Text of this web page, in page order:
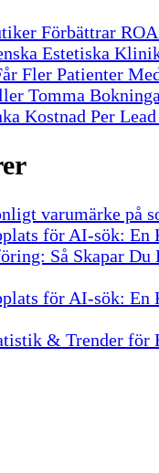
Förbättrar
Estetiska
Fler Patienter
Tomma
Kostnad Per
varumärke på
för AI-sök:
Så Skapar
för AI-sök:
& Trender för